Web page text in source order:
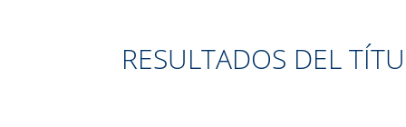
RESULTADOS DEL